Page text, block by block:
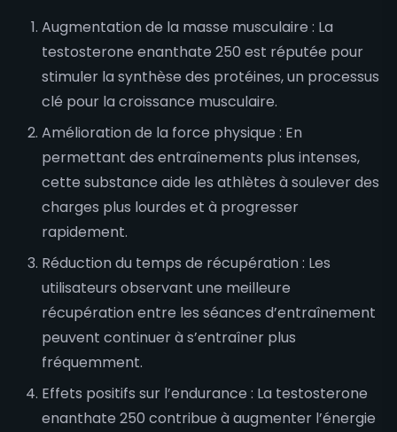
Augmentation de la masse musculaire : La
testosterone enanthate 250 est réputée pour
stimuler la synthèse des protéines, un processus
clé pour la croissance musculaire.
Amélioration de la force physique : En
permettant des entraînements plus intenses,
cette substance aide les athlètes à soulever des
charges plus lourdes et à progresser
rapidement.
Réduction du temps de récupération : Les
utilisateurs observant une meilleure
récupération entre les séances d’entraînement
peuvent continuer à s’entraîner plus
fréquemment.
Effets positifs sur l’endurance : La testosterone
enanthate 250 contribue à augmenter l’énergie